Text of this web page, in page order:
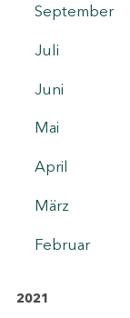
September
Juli
Juni
Mai
April
März
Februar
2021